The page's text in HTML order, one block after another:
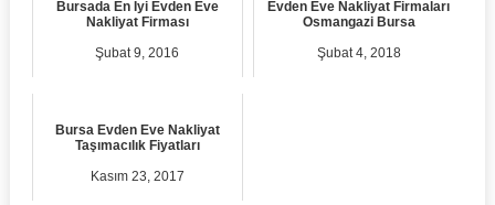
Bursada En İyi Evden Eve
Nakliyat Firması
Şubat 9, 2016
Evden Eve Nakliyat Firmaları
Osmangazi Bursa
Şubat 4, 2018
Bursa Evden Eve Nakliyat
Taşımacılık Fiyatları
Kasım 23, 2017